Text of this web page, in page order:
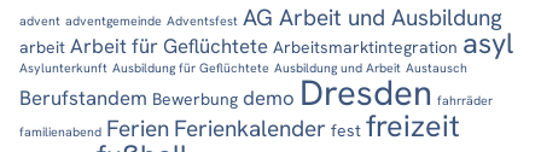
advent adventgemeinde Adventsfest AG Arbeit und Ausbildung
arbeit Arbeit für Geflüchtete Arbeitsmarktintegration asyl
Asylunterkunft Ausbildung für Geflüchtete Ausbildung und Arbeit Austausch
Berufstandem Bewerbung demo Dresden fahrräder
familienabend Ferien Ferienkalender fest freizeit